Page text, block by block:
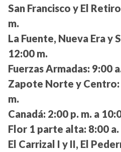
San Francisco y El
m.
La Fuente, Nueva Era y
12:00 m.
Fuerzas Armadas: 9:00
Zapote Norte y Centro:
m.
Canadá: 2:00 p. m. a
Flor 1 parte alta: 8:00 a.
El Carrizal I y II, El